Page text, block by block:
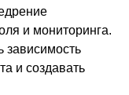
и мониторинга.
зависимость
и создавать